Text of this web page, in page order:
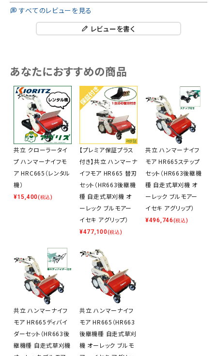
すべてのレビューを見る
レビューを書く
あなたにおすすめの商品
共立 クローラータイ
プ ハンマーナイフモ
ア HRC665（レンタル
機）
¥15,400(税込)
【プレミア保証プラス
付き】共立 ハンマーナ
イフモア HR665 替刃
セット（HR663後継機
種 自走式草刈機 オ
ーレック ブルモアー
イセキ アグリップ）
¥477,100(税込)
共立 ハンマーナイフ
モア HR665ステップ
セット（HR663後継機
種 自走式草刈機 オ
ーレック ブルモアー
イセキ アグリップ）
¥496,746(税込)
共立 ハンマーナイフ
モア HR665ディバイ
ダーセット（HR663後
継機種 自走式草刈機
共立 ハンマーナイフ
モア HR665（HR663
後継機種 自走式草刈
機 オーレック ブルモ